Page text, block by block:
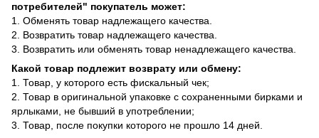
потребителей" покупатель может:
1. Обменять товар надлежащего качества.
2. Возвратить товар надлежащего качества.
3. Возвратить или обменять товар ненадлежащего качества.
Какой товар подлежит возврату или обмену:
1. Товар, у которого есть фискальный чек;
2. Товар в оригинальной упаковке с сохраненными бирками и
ярлыками, не бывший в употреблении;
3. Товар, после покупки которого не прошло 14 дней.